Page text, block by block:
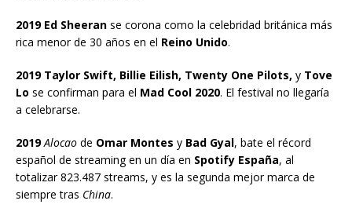
2019 Ed Sheeran se corona como la celebridad británica más
rica menor de 30 años en el Reino Unido.
2019 Taylor Swift, Billie Eilish, Twenty One Pilots, y Tove
Lo se confirman para el Mad Cool 2020. El festival no llegaría
a celebrarse.
2019 Alocao de Omar Montes y Bad Gyal, bate el récord
español de streaming en un día en Spotify España, al
totalizar 823.487 streams, y es la segunda mejor marca de
siempre tras China.